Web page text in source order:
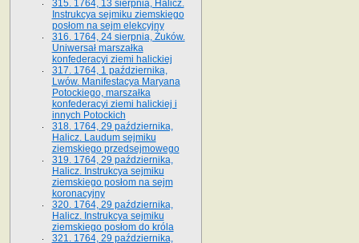
315. 1764, 13 sierpnia, Halicz.
Instrukcya sejmiku ziemskiego
posłom na sejm elekcyjny
316. 1764, 24 sierpnia, Żuków.
Uniwersał marszałka
konfederacyi ziemi halickiej
317. 1764, 1 października,
Lwów. Manifestacya Maryana
Potockiego, marszałka
konfederacyi ziemi halickiej i
innych Potockich
318. 1764, 29 października,
Halicz. Laudum sejmiku
ziemskiego przedsejmowego
319. 1764, 29 października,
Halicz. Instrukcya sejmiku
ziemskiego posłom na sejm
koronacyjny
320. 1764, 29 października,
Halicz. Instrukcya sejmiku
ziemskiego posłom do króla
321. 1764, 29 października,